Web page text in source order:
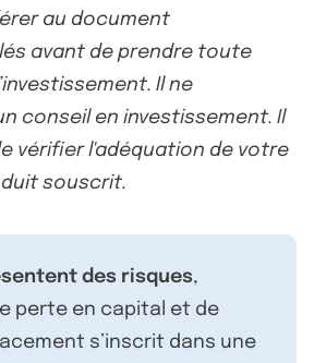
au document
avant de prendre toute
Il ne
conseil en investissement. Il
vérifier l'adéquation de votre
souscrit.
des risques,
perte en capital et de
s’inscrit dans une